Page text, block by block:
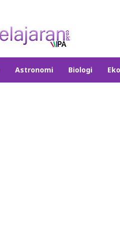
Astronomi Biologi